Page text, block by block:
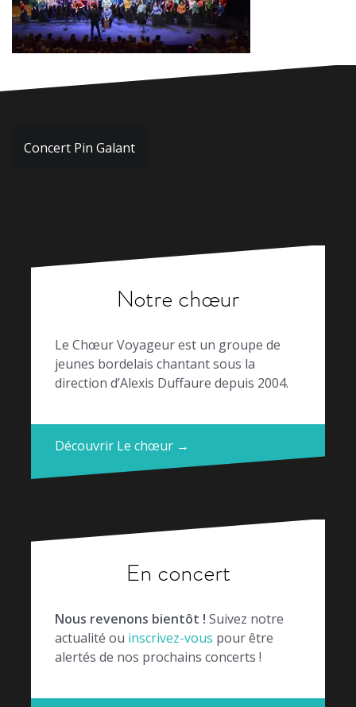
Navigation
Concert Pin Galant
Notre chœur
Le Chœur Voyageur est un groupe de
jeunes bordelais chantant sous la
direction d’Alexis Duffaure depuis 2004.
Découvrir Le chœur →
En concert
Nous revenons bientôt ! Suivez notre
actualité ou inscrivez-vous pour être
alertés de nos prochains concerts !